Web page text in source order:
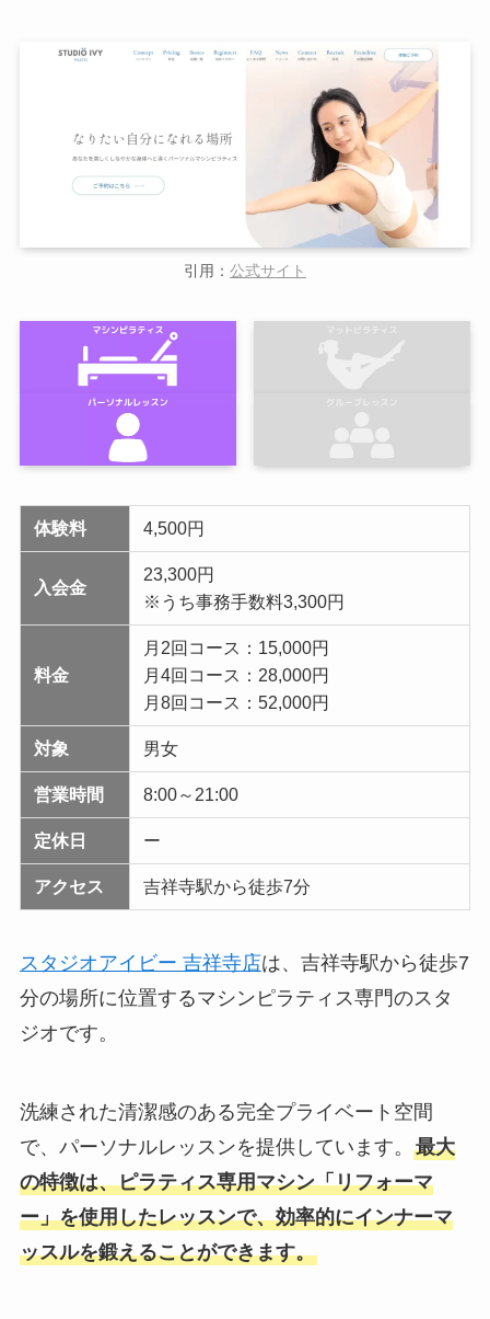
引用： 公式サイト
体験料 4,500円
入会金
23,300円
※うち事務手数料3,300円
料金
月2回コース：15,000円
月4回コース：28,000円
月8回コース：52,000円
対象 男女
営業時間 8:00～21:00
定休日 ー
アクセス 吉祥寺駅から徒歩7分
スタジオアイビー 吉祥寺店は、吉祥寺駅から徒歩7
分の場所に位置するマシンピラティス専門のスタ
ジオです。
洗練された清潔感のある完全プライベート空間
で、パーソナルレッスンを提供しています。 最大
の特徴は、ピラティス専用マシン「リフォーマ
ー」を使用したレッスンで、効率的にインナーマ
ッスルを鍛えることができます。